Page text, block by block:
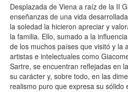
Desplazada de Viena a raíz de la II
enseñanzas de una vida
la soledad la hicieron apreciar y
la familia. Ello, sumado a la
de los muchos países que visitó y la
artistas e intelectuales como
Sartre, se encuentran reflejadas en
su carácter y, sobre todo, en las
realismo puro que expresa su sólido